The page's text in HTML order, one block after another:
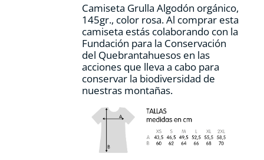
página
de
producto
Camiseta Grulla Algodón orgánico,
145gr., color rosa. Al comprar esta
camiseta estás colaborando con la
Fundación para la Conservación
del Quebrantahuesos en las
acciones que lleva a cabo para
conservar la biodiversidad de
nuestras montañas.